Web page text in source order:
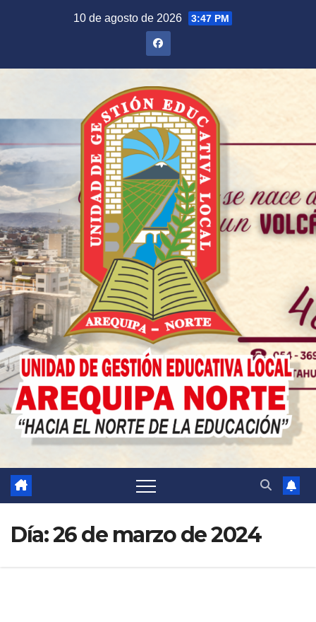
10 de agosto de 2026 3:47 PM
Día:26 de marzo de 2024